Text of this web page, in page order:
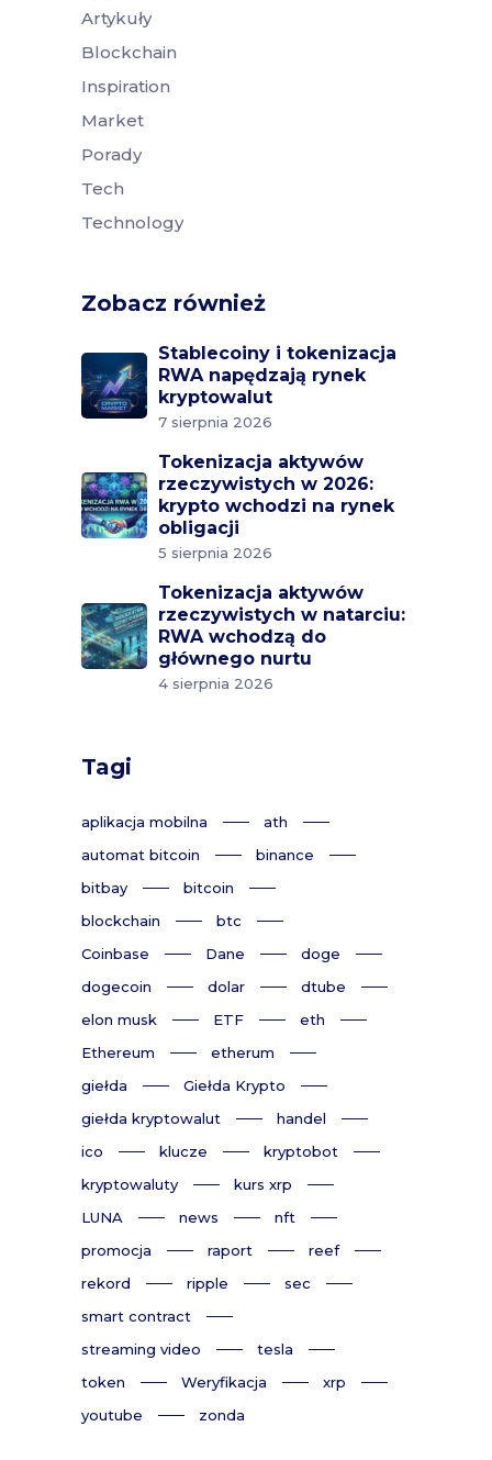
Artykuły
Blockchain
Inspiration
Market
Porady
Tech
Technology
Zobacz również
Stablecoiny i tokenizacja
RWA napędzają rynek
kryptowalut
7 sierpnia 2026
Tokenizacja aktywów
rzeczywistych w 2026:
krypto wchodzi na rynek
obligacji
5 sierpnia 2026
Tokenizacja aktywów
rzeczywistych w natarciu:
RWA wchodzą do
głównego nurtu
4 sierpnia 2026
Tagi
aplikacja mobilna
ath
automat bitcoin
binance
bitbay
bitcoin
blockchain
btc
Coinbase
Dane
doge
dogecoin
dolar
dtube
elon musk
ETF
eth
Ethereum
etherum
giełda
Giełda Krypto
giełda kryptowalut
handel
ico
klucze
kryptobot
kryptowaluty
kurs xrp
LUNA
news
nft
promocja
raport
reef
rekord
ripple
sec
smart contract
streaming video
tesla
token
Weryfikacja
xrp
youtube
zonda